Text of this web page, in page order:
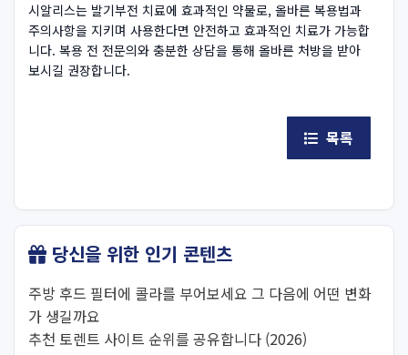
시알리스는 발기부전 치료에 효과적인 약물로, 올바른 복용법과
주의사항을 지키며 사용한다면 안전하고 효과적인 치료가 가능합
니다. 복용 전 전문의와 충분한 상담을 통해 올바른 처방을 받아
보시길 권장합니다.
목록
당신을 위한 인기 콘텐츠
주방 후드 필터에 콜라를 부어보세요 그 다음에 어떤 변화
가 생길까요
추천 토렌트 사이트 순위를 공유합니다 (2026)